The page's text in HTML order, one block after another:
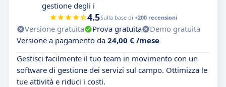
gestione degli i
4.5Sulla base di +200 recensioni
Versione gratuita Prova gratuita
Demo gratuita
Versione a pagamento da 24,00 € /mese
Gestisci facilmente il tuo team in movimento con un
software di gestione dei servizi sul campo. Ottimizza le
tue attività e riduci i costi.